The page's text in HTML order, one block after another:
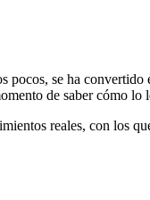
se ha
de saber cómo lo
reales, con los